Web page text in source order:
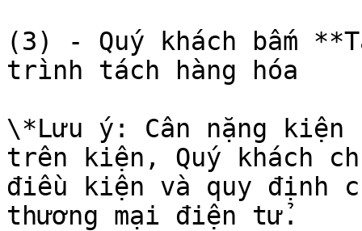
(3) - Quý khách bấm
trình tách hàng hóa
\*Lưu ý: Cân nặng kiện
trên kiện, Quý khách
điều kiện và quy định
thương mại điện tử.